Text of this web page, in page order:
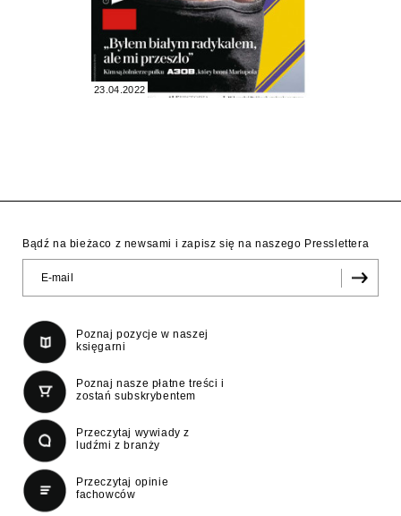
23.04.2022
Bądź na bieżaco z newsami i zapisz się na naszego Presslettera
Poznaj pozycje w naszej
księgarni
Poznaj nasze płatne treści i
zostań subskrybentem
Przeczytaj wywiady z
ludźmi z branży
Przeczytaj opinie
fachowców